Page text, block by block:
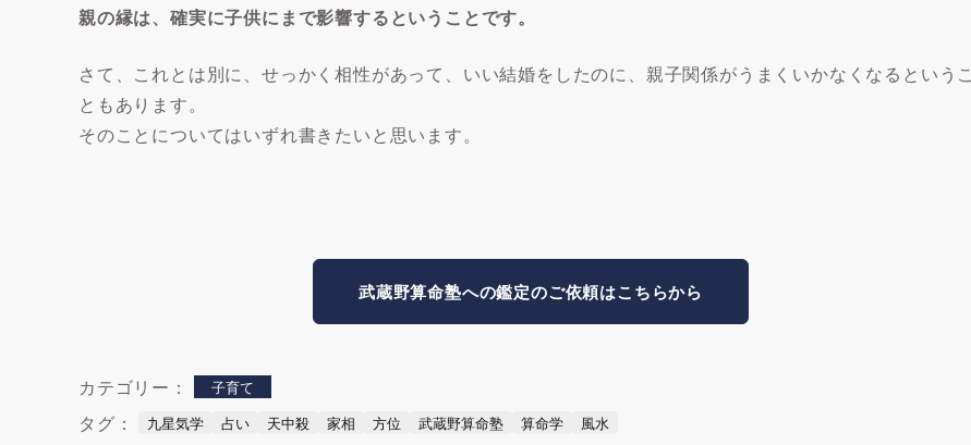
親の縁は、確実に子供にまで影響するということです。
さて、これとは別に、せっかく相性があって、いい結婚をしたのに、親子関係がうまくいかなくなるというこ
ともあります。
そのことについてはいずれ書きたいと思います。
武蔵野算命塾への鑑定のご依頼はこちらから
カテゴリー： 子育て
タグ： 九星気学 占い 天中殺 家相 方位 武蔵野算命塾 算命学 風水